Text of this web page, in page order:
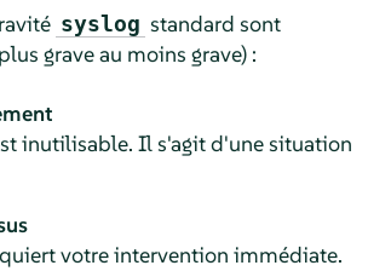
syslog standard sont
grave au moins grave) :
inutilisable. Il s'agit d'une situation
votre intervention immédiate.